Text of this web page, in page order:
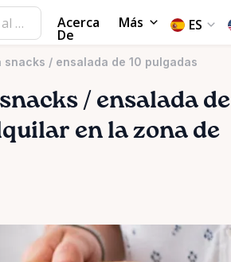
Acerca
De
Más ES
/ ensalada de 10 pulgadas
snacks ​/​ ensalada de
en la zona de